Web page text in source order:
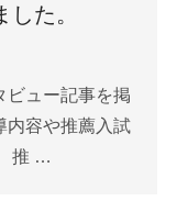
た。
ビュー記事を掲
内容や推薦入試
推 …